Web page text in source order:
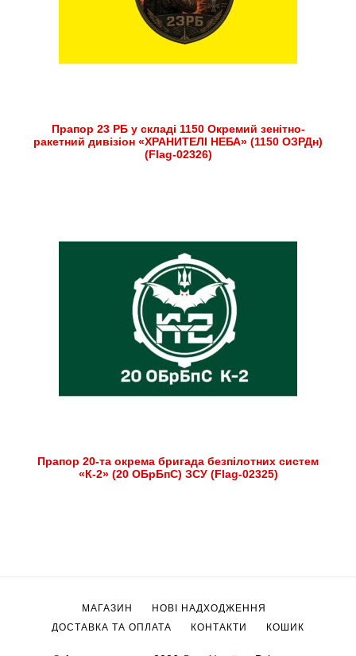
Прапор 23 РБ у складі 1150 Окремий зенітно-
ракетний дивізіон «ХРАНИТЕЛІ НЕБА» (1150 ОЗРДн)
(Flag-02326)
Прапор 20-та окрема бригада безпілотних систем
«К-2» (20 ОБрБпС) ЗСУ (Flag-02325)
МАГАЗИН
НОВІ НАДХОДЖЕННЯ
ДОСТАВКА ТА ОПЛАТА
КОНТАКТИ КОШИК